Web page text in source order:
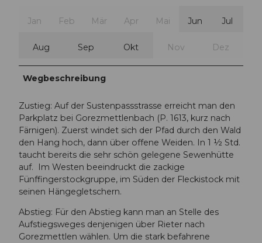
Jan Feb Mär Apr Mai Jun Jul
Aug Sep Okt Nov Dez
Wegbeschreibung
Zustieg: Auf der Sustenpassstrasse erreicht man den
Parkplatz bei Gorezmettlenbach (P. 1613, kurz nach
Färnigen). Zuerst windet sich der Pfad durch den Wald
den Hang hoch, dann über offene Weiden. In 1 ½ Std.
taucht bereits die sehr schön gelegene Sewenhütte
auf. Im Westen beeindruckt die zackige
Fünffingerstockgruppe, im Süden der Fleckistock mit
seinen Hängegletschern.
Abstieg: Für den Abstieg kann man an Stelle des
Aufstiegsweges denjenigen über Rieter nach
Gorezmettlen wählen. Um die stark befahrene